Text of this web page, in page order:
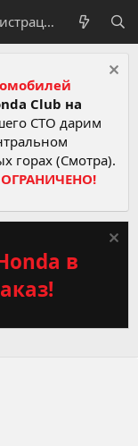
Регистрация
Club на
СТО дарим
горах (Смотра).
в